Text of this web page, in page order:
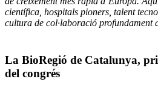
científica, hospitals pioners, talent
cultura de col·laboració profundament
La BioRegió de Catalunya,
del congrés